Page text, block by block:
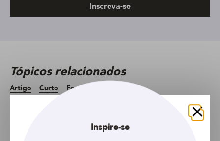
Inscreva-se
Tópicos relacionados
Artigo Curto Feminino
Artigo seguinte
Fechar
Inspire-se